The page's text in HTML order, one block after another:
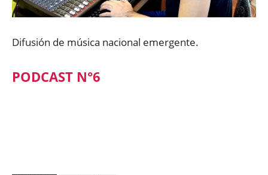
Difusión de música nacional emergente.
PODCAST N°6